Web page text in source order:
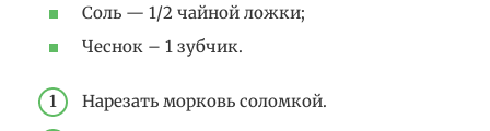
Соль — 1/2 чайной ложки;
Чеснок – 1 зубчик.
Нарезать морковь соломкой.